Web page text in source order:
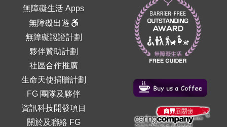
無障礙生活 Apps
無障礙出遊
無障礙認證計劃
夥伴贊助計劃
社區合作推廣
生命天使捐贈計劃
FG 團隊及夥伴
資訊科技開發項目
關於及聯絡 FG